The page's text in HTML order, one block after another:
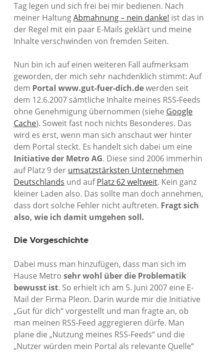
Tag legen und sich frei bei mir bedienen. Nach
meiner HaltungAbmahnung – nein danke! ist das in
der Regel mit ein paar E-Mails geklärt und meine
Inhalte verschwinden von fremden Seiten.
Nun bin ich auf einen weiteren Fall aufmerksam
geworden, der mich sehr nachdenklich stimmt: Auf
dem Portal www.gut-fuer-dich.dewerden seit
dem 12.6.2007 sämtliche Inhalte meines RSS-Feeds
ohne Genehmigung übernommen (siehe Google
Cache). Soweit fast noch nichts Besonderes. Das
wird es erst, wenn man sich anschaut wer hinter
dem Portal steckt. Es handelt sich dabei um eine
Initiative der Metro AG. Diese sind 2006 immerhin
auf Platz 9 der umsatzstärksten Unternehmen
Deutschlands und aufPlatz 62 weltweit. Kein ganz
kleiner Laden also. Das sollte man doch annehmen,
dass dort solche Fehler nicht auftreten. Fragt sich
also, wie ich damit umgehen soll.
Die Vorgeschichte
Dabei muss man hinzufügen, dass man sich im
Hause Metro sehr wohl über die Problematik
bewusst ist. So erhielt ich am 5. Juni 2007 eine E-
Mail der Firma Pleon. Darin wurde mir die Initiative
„Gut für dich“ vorgestellt und man fragte an, ob
man meinen RSS-Feed aggregieren dürfe. Man
plane die „Nutzung meines RSS-Feeds“ und die
„Nutzer würden mein Portal als relevante Quelle“